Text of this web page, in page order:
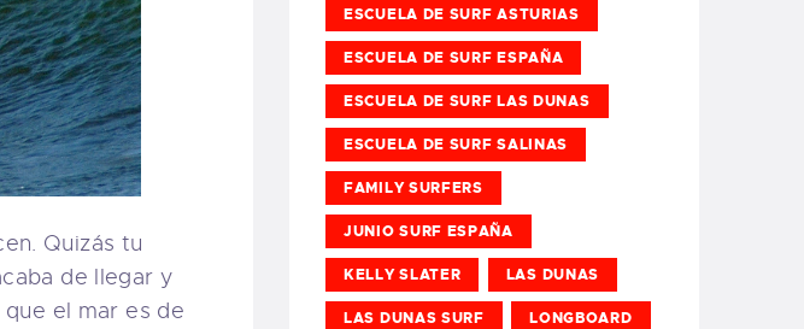
Quizás tu
de llegar y
el mar es de
ESCUELA DE SURF ASTURIAS
ESCUELA DE SURF ESPAÑA
ESCUELA DE SURF LAS DUNAS
ESCUELA DE SURF SALINAS
FAMILY SURFERS
JUNIO SURF ESPAÑA
KELLY SLATER LAS DUNAS
LAS DUNAS SURF LONGBOARD